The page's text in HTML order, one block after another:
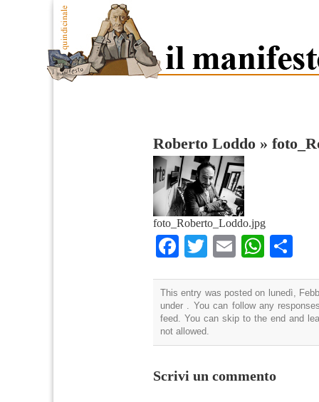
Roberto Loddo »
foto_Roberto_Loddo.jpg
Facebook
TwitterEmail
This entry was posted on lunedì,
under . You can follow any
feed. You can skip to the end and
not allowed.
Scrivi un commento